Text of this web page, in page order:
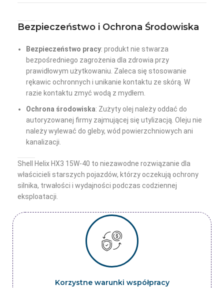
Bezpieczeństwo i Ochrona Środowiska
Bezpieczeństwo pracy: produkt nie stwarza
bezpośredniego zagrożenia dla zdrowia przy
prawidłowym użytkowaniu. Zaleca się stosowanie
rękawic ochronnych i unikanie kontaktu ze skórą. W
razie kontaktu zmyć wodą z mydłem.
Ochrona środowiska: Zużyty olej należy oddać do
autoryzowanej firmy zajmującej się utylizacją. Oleju nie
należy wylewać do gleby, wód powierzchniowych ani
kanalizacji.
Shell Helix HX3 15W-40 to niezawodne rozwiązanie dla
właścicieli starszych pojazdów, którzy oczekują ochrony
silnika, trwałości i wydajności podczas codziennej
eksploatacji.
Korzystne warunki współpracy